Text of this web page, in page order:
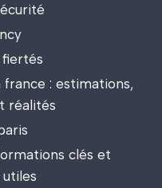
fiertés
: estimations,
réalités
clés et
utiles